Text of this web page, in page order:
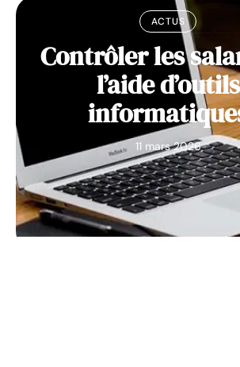
ACTUS
Contrôler les
l’aide d’outils
11 mars 2026